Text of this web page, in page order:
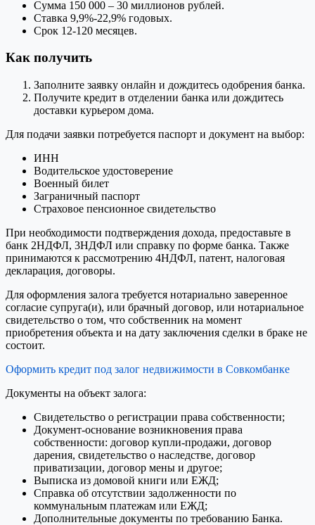
Сумма 150 000 – 30 миллионов рублей.
Ставка 9,9%-22,9% годовых.
Срок 12-120 месяцев.
Как получить
Заполните заявку онлайн и дождитесь одобрения банка.
Получите кредит в отделении банка или дождитесь
доставки курьером дома.
Для подачи заявки потребуется паспорт и документ на выбор:
ИНН
Водительское удостоверение
Военный билет
Заграничный паспорт
Страховое пенсионное свидетельство
При необходимости подтверждения дохода, предоставьте в
банк 2НДФЛ, 3НДФЛ или справку по форме банка. Также
принимаются к рассмотрению 4НДФЛ, патент, налоговая
декларация, договоры.
Для оформления залога требуется нотариально заверенное
согласие супруга(и), или брачный договор, или нотариальное
свидетельство о том, что собственник на момент
приобретения объекта и на дату заключения сделки в браке не
состоит.
Оформить кредит под залог недвижимости в Совкомбанке
Документы на объект залога:
Свидетельство о регистрации права собственности;
Документ-основание возникновения права
собственности: договор купли-продажи, договор
дарения, свидетельство о наследстве, договор
приватизации, договор мены и другое;
Выписка из домовой книги или ЕЖД;
Справка об отсутствии задолженности по
коммунальным платежам или ЕЖД;
Дополнительные документы по требованию Банка.